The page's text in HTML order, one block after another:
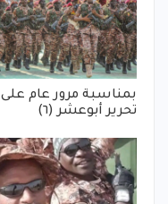
بمناسبة مرور عام على
تحرير أبوعشر (٦)